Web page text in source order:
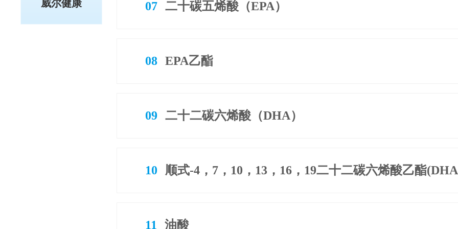
威尔健康 07 二十碳五烯酸（EPA）
08 EPA乙酯
09 二十二碳六烯酸（DHA）
10 顺式-4，7，10，13，16，19二十二碳六烯酸乙酯
11 油酸